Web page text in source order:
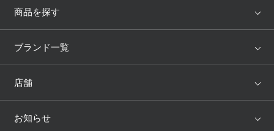
商品を探す
アイテム
トピックス
ブランド一覧
WACOAL
店舗
店舗を探す
お知らせ